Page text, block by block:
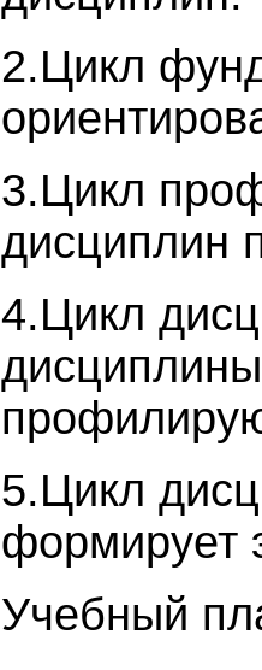
2.Цикл
3.Цикл
дисциплин
4.Цикл
5.Цикл
формирует
Учебный